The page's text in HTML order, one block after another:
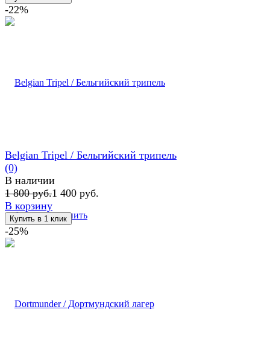
-22%
избранное сравнить
Belgian Tripel / Бельгийский трипель
(0)
В наличии
1 800 руб.1 400 руб.
В корзину
-25%